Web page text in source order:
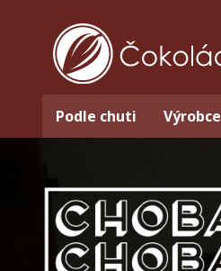
Podle chuti Výrobce